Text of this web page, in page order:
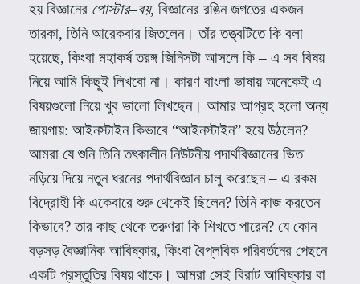
হয় বিজ্ঞানের পোস্টার–বয়, বিজ্ঞানের রঙিন জগতের একজন
তারকা, তিনি আরেকবার জিতলেন। তাঁর তত্ত্বটিতে কি বলা
হয়েছে, কিংবা মহাকর্ষ তরঙ্গ জিনিসটা আসলে কি – এ সব বিষয়
নিয়ে আমি কিছুই লিখবো না। কারণ বাংলা ভাষায় অনেকেই এ
বিষয়গুলো নিয়ে খুব ভালো লিখছেন। আমার আগ্রহ হলো অন্য
জায়গায়: আইনস্টাইন কিভাবে “আইনস্টাইন” হয়ে উঠলেন?
আমরা যে শুনি তিনি তৎকালীন নিউটনীয় পদার্থবিজ্ঞানের ভিত
নড়িয়ে দিয়ে নতুন ধরনের পদার্থবিজ্ঞান চালু করেছেন – এ রকম
বিদ্রোহী কি একেবারে শুরু থেকেই ছিলেন? তিনি কাজ করতেন
কিভাবে?তার কাছ থেকে তরুণরা কি শিখতে পারেন? যে কোন
বড়সড় বৈজ্ঞানিক আবিষ্কার, কিংবা বৈপ্লবিক পরিবর্তনের পেছনে
একটি প্রস্তুতির বিষয় থাকে। আমরা সেই বিরাট আবিষ্কার বা